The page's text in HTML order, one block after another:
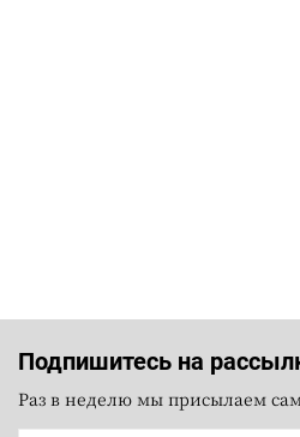
Подпишитесь на
Раз в неделю мы присылаем